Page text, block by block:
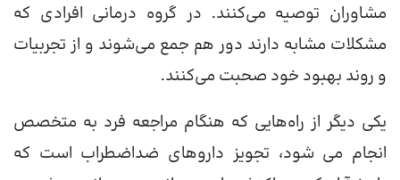
مشاوران توصیه می‌کنند. در گروه درمانی افرادی که
مشکلات مشابه دارند دور هم جمع می‌شوند و از تجربیات
و روند بهبود خود صحبت می‌کنند.
یکی دیگر از راه‌هایی که هنگام مراجعه فرد به متخصص
انجام می شود، تجویز داروهای ضداضطراب است که